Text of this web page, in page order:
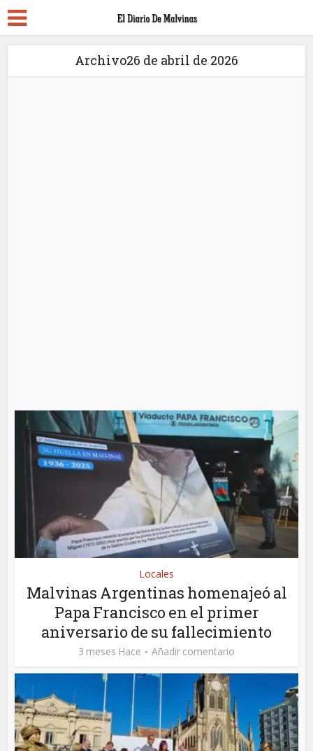
Archivo26 de abril de 2026
Locales
Malvinas Argentinas homenajeó al
Papa Francisco en el primer
aniversario de su fallecimiento
3 meses Hace Añadir comentario